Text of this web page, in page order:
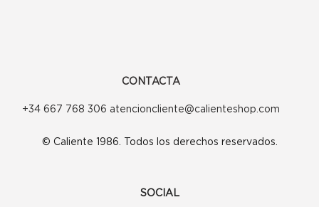
CONTACTA
+34 667 768 306 atencioncliente@calienteshop.com
© Caliente 1986. Todos los derechos reservados.
SOCIAL